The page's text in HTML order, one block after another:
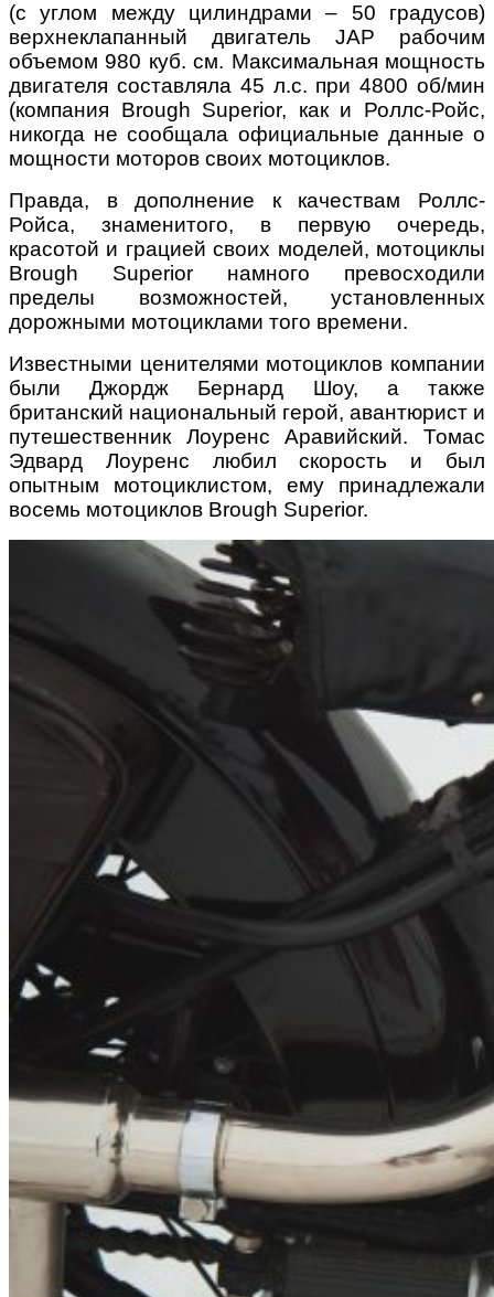
(с углом между цилиндрами – 50 градусов)
верхнеклапанный двигатель JAP рабочим
объемом 980 куб. см. Максимальная мощность
двигателя составляла 45 л.с. при 4800 об/мин
(компания Brough Superior, как и Роллс-Ройс,
никогда не сообщала официальные данные о
мощности моторов своих мотоциклов.
Правда, в дополнение к качествам Роллс-
Ройса, знаменитого, в первую очередь,
красотой и грацией своих моделей, мотоциклы
Brough Superior намного превосходили
пределы возможностей, установленных
дорожными мотоциклами того времени.
Известными ценителями мотоциклов компании
были Джордж Бернард Шоу, а также
британский национальный герой, авантюрист и
путешественник Лоуренс Аравийский. Томас
Эдвард Лоуренс любил скорость и был
опытным мотоциклистом, ему принадлежали
восемь мотоциклов Brough Superior.